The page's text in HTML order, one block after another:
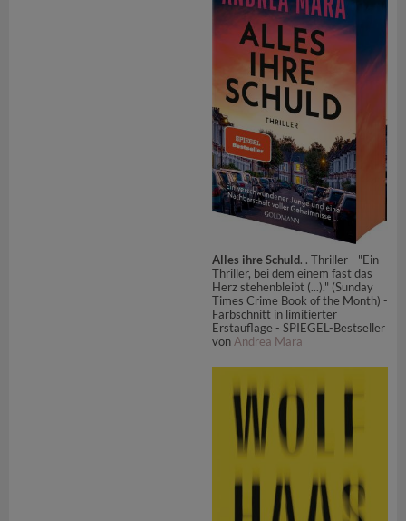
Alles ihre Schuld. . Thriller - "Ein
Thriller, bei dem einem fast das
Herz stehenbleibt (...)." (Sunday
Times Crime Book of the Month) -
Farbschnitt in limitierter
Erstauflage - SPIEGEL-Bestseller
von Andrea Mara